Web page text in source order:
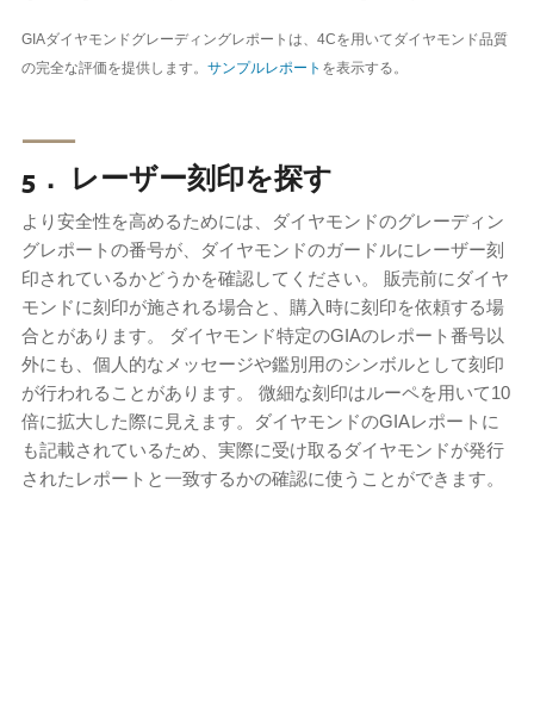
GIAダイヤモンドグレーディングレポートは、4Cを用いてダイヤモンド品質
の完全な評価を提供します。 サンプルレポート を表示する。
⸺
5． レーザー刻印を探す
より安全性を高めるためには、ダイヤモンドのグレーディン
グレポートの番号が、ダイヤモンドのガードルにレーザー刻
印されているかどうかを確認してください。 販売前にダイヤ
モンドに刻印が施される場合と、購入時に刻印を依頼する場
合とがあります。 ダイヤモンド特定のGIAのレポート番号以
外にも、個人的なメッセージや鑑別用のシンボルとして刻印
が行われることがあります。 微細な刻印はルーペを用いて10
倍に拡大した際に見えます。ダイヤモンドのGIAレポートに
も記載されているため、実際に受け取るダイヤモンドが発行
されたレポートと一致するかの確認に使うことができます。